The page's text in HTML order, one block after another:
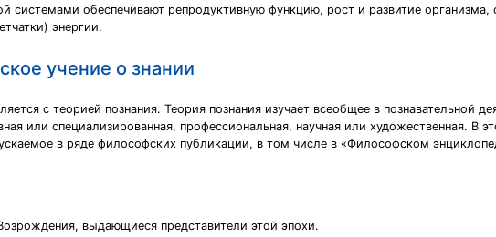
системами обеспечивают репродуктивную функцию, рост и развитие организма,
энергии.
учение о знании
с теорией познания. Теория познания изучает всеобщее в познавательной
или специализированная, профессиональная, научная или художественная. В
в ряде философских публикации, в том числе в «Философском
выдающиеся представители этой эпохи.